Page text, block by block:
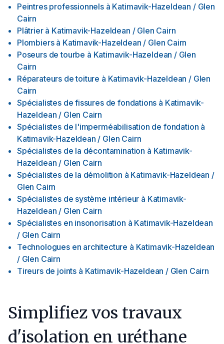
Peintres professionnels à Katimavik-Hazeldean / Glen
Cairn
Plâtrier à Katimavik-Hazeldean / Glen Cairn
Plombiers à Katimavik-Hazeldean / Glen Cairn
Poseurs de tourbe à Katimavik-Hazeldean / Glen
Cairn
Réparateurs de toiture à Katimavik-Hazeldean / Glen
Cairn
Spécialistes de fissures de fondations à Katimavik-
Hazeldean / Glen Cairn
Spécialistes de l'imperméabilisation de fondation à
Katimavik-Hazeldean / Glen Cairn
Spécialistes de la décontamination à Katimavik-
Hazeldean / Glen Cairn
Spécialistes de la démolition à Katimavik-Hazeldean /
Glen Cairn
Spécialistes de système intérieur à Katimavik-
Hazeldean / Glen Cairn
Spécialistes en insonorisation à Katimavik-Hazeldean
/ Glen Cairn
Technologues en architecture à Katimavik-Hazeldean
/ Glen Cairn
Tireurs de joints à Katimavik-Hazeldean / Glen Cairn
Simplifiez vos travaux
d'isolation en uréthane